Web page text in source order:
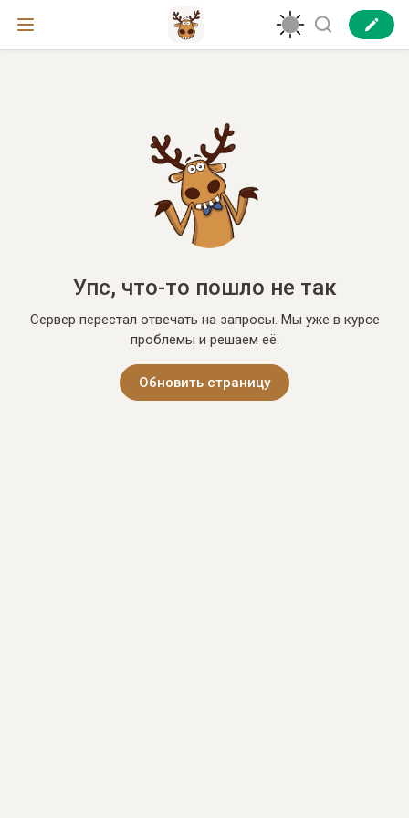
Упс, что-то пошло не так
Сервер перестал отвечать на запросы. Мы уже в курсе
проблемы и решаем её.
Обновить страницу